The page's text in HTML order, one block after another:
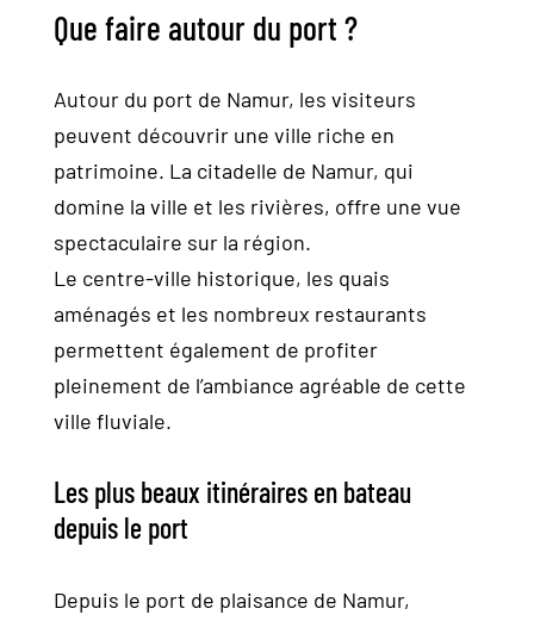
Que faire autour du port ?
Autour du port de Namur, les visiteurs
peuvent découvrir une ville riche en
patrimoine. La citadelle de Namur, qui
domine la ville et les rivières, offre une vue
spectaculaire sur la région.
Le centre-ville historique, les quais
aménagés et les nombreux restaurants
permettent également de profiter
pleinement de l’ambiance agréable de cette
ville fluviale.
Les plus beaux itinéraires en bateau
depuis le port
Depuis le port de plaisance de Namur,